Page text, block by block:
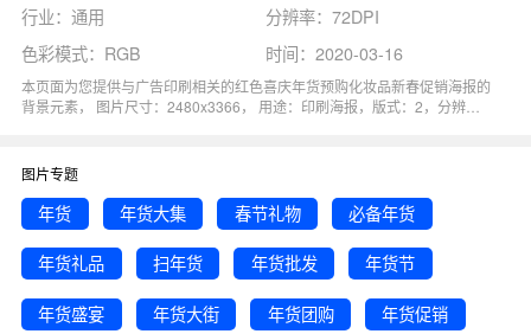
行业：通用
分辨率：72DPI
色彩模式：RGB
时间：2020-03-16
本页面为您提供与广告印刷相关的红色喜庆年货预购化妆品新春促销海报的
背景元素， 图片尺寸：2480x3366， 用途：印刷海报，版式：2，分辨
景主题的内容比较感兴趣，赶快点击编辑吧！
图片专题
年货 年货大集 春节礼物 必备年货
年货礼品 扫年货 年货批发 年货节
年货盛宴 年货大街 年货团购 年货促销